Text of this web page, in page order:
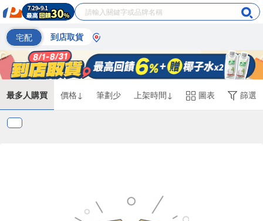
宅配 到店取貨
最多人購買 價格↓ 筆劃少 上架時間↓ 圖表 篩選